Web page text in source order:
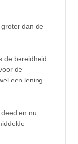
dan de
de bereidheid
de
een lening
en nu